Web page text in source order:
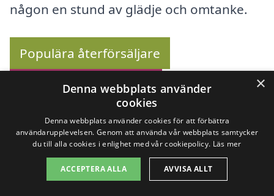
någon en stund av glädje och omtanke.
Populära återförsäljare
Se urvalet av buketter
Köp blommor online –
Se utbudet här!
×
Denna webbplats använder
cookies
Denna webbplats använder cookies för att förbättra
användarupplevelsen. Genom att använda vår webbplats samtycker
du till alla cookies i enlighet med vår cookiepolicy. Läs mer
ACCEPTERA ALLA AVVISA ALLT